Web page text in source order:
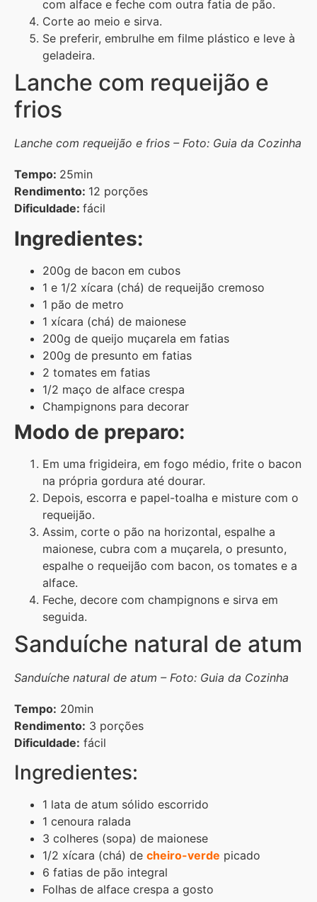
com alface e feche com outra fatia de pão.
Corte ao meio e sirva.
Se preferir, embrulhe em filme plástico e leve à
geladeira.
Lanche com requeijão e
frios
Lanche com requeijão e frios – Foto: Guia da Cozinha
Tempo: 25min
Rendimento: 12 porções
Dificuldade: fácil
Ingredientes:
200g de bacon em cubos
1 e 1/2 xícara (chá) de requeijão cremoso
1 pão de metro
1 xícara (chá) de maionese
200g de queijo muçarela em fatias
200g de presunto em fatias
2 tomates em fatias
1/2 maço de alface crespa
Champignons para decorar
Modo de preparo:
Em uma frigideira, em fogo médio, frite o bacon
na própria gordura até dourar.
Depois, escorra e papel-toalha e misture com o
requeijão.
Assim, corte o pão na horizontal, espalhe a
maionese, cubra com a muçarela, o presunto,
espalhe o requeijão com bacon, os tomates e a
alface.
Feche, decore com champignons e sirva em
seguida.
Sanduíche natural de atum
Sanduíche natural de atum – Foto: Guia da Cozinha
Tempo: 20min
Rendimento: 3 porções
Dificuldade: fácil
Ingredientes:
1 lata de atum sólido escorrido
1 cenoura ralada
3 colheres (sopa) de maionese
1/2 xícara (chá) de cheiro-verde picado
6 fatias de pão integral
Folhas de alface crespa a gosto